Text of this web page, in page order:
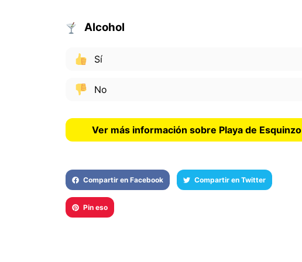
Alcohol
Sí
No
Ver más información sobre Playa de Esquinzo
Compartir en Facebook Compartir en Twitter
Pin eso